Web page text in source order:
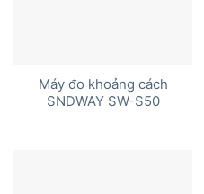
Máy đo khoảng cách
SNDWAY SW-S50